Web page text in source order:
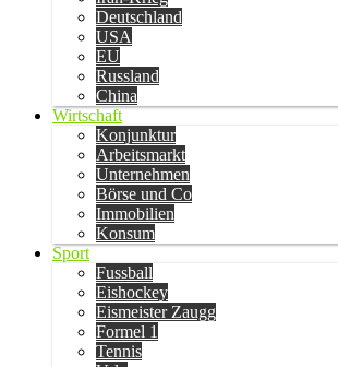
Deutschland
USA
EU
Russland
China
Wirtschaft
Konjunktur
Arbeitsmarkt
Unternehmen
Börse und Co
Immobilien
Konsum
Sport
Fussball
Eishockey
Eismeister Zaugg
Formel 1
Tennis